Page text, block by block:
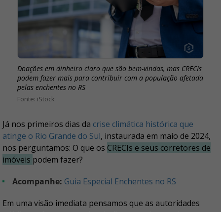
Doações em dinheiro claro que são bem-vindas, mas CRECIs
podem fazer mais para contribuir com a população afetada
pelas enchentes no RS
iStock
Já nos primeiros dias da crise climática histórica que
atinge o Rio Grande do Sul, instaurada em maio de 2024,
nos perguntamos: O que os CRECIs e seus corretores de
imóveis podem fazer?
Acompanhe: Guia Especial Enchentes no RS
Em uma visão imediata pensamos que as autoridades